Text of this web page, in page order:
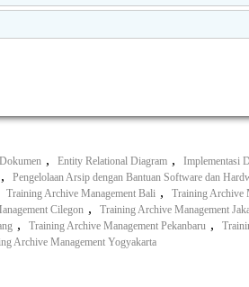
, Entity Relational Diagram , Implementasi
, Pengelolaan Arsip dengan Bantuan Software dan
Training Archive Management Bali , Training Archive
Cilegon , Training Archive Management
, Training Archive Management Pekanbaru ,
Archive Management Yogyakarta